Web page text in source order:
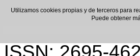
Utilizamos cookies propias y de terceros para
Puede obtener